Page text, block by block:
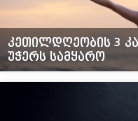
კეთილდღეობის 3
უჭერს სამყარო